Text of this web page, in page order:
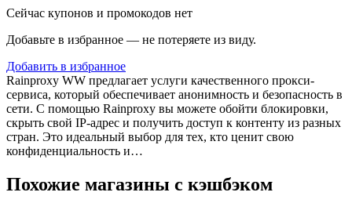
Сейчас купонов и промокодов нет
Добавьте в избранное — не потеряете из виду.
Добавить в избранное
Rainproxy WW предлагает услуги качественного прокси-
сервиса, который обеспечивает анонимность и безопасность в
сети. С помощью Rainproxy вы можете обойти блокировки,
скрыть свой IP-адрес и получить доступ к контенту из разных
стран. Это идеальный выбор для тех, кто ценит свою
конфиденциальность и…
Похожие магазины с кэшбэком